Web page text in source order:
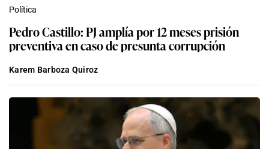
Política
Pedro Castillo: PJ amplía por 12 meses prisión
preventiva en caso de presunta corrupción
Karem Barboza Quiroz